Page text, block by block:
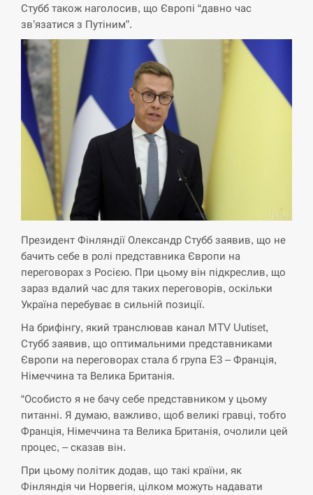
15:10
Марокко через міграційну кризу –…
СЕРПЕНЬ
15:00
РФ провела новий раунд таємних зустрічей з
Європою щодо війни…
СЕРПЕНЬ
Экс-послу в США Стефанишиной вручили новое
подозрение и избирают меру…
СЕРПЕНЬ
14:40
У Росії розгортається ракетний підрозділ КНДР –
Reuters
СЕРПЕНЬ
14:23
хотя у партнеров они…
СЕРПЕНЬ
14:10
У Румунії затоплять чотири баржі для
збільшення потоку води до…
СЕРПЕНЬ
13:53
В Москве пожаловались на “кратный рост” атак
дронов Украины
Стубб також наголосив, що Європі “давно час
зв’язатися з Путіним”.
Президент Фінляндії Олександр Стубб заявив, що не
бачить себе в ролі представника Європи на
переговорах з Росією. При цьому він підкреслив, що
зараз вдалий час для таких переговорів, оскільки
Україна перебуває в сильній позиції.
На брифінгу, який транслював канал MTV Uutiset,
Стубб заявив, що оптимальними представниками
Європи на переговорах стала б група E3 – Франція,
Німеччина та Велика Британія.
“Особисто я не бачу себе представником у цьому
питанні. Я думаю, важливо, щоб великі гравці, тобто
Франція, Німеччина та Велика Британія, очолили цей
процес, – сказав він.
При цьому політик додав, що такі країни, як
Фінляндія чи Норвегія, цілком можуть надавати